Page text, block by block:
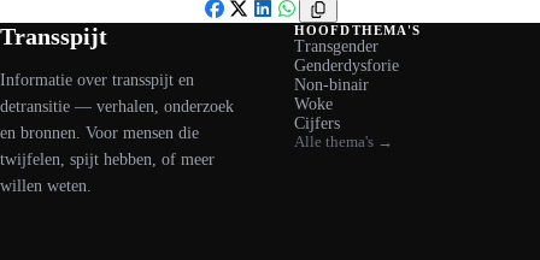
Facebook
X LinkedIn
WhatsApp
Transspijt
Informatie over transspijt en
detransitie — verhalen, onderzoek
en bronnen. Voor mensen die
twijfelen, spijt hebben, of meer
willen weten.
HOOFDTHEMA'S
Transgender
Genderdysforie
Non-binair
Woke
Cijfers
Alle thema's →